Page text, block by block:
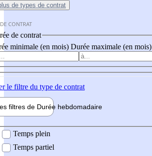
de types de contrat
CONTRAT
de contrat
minimale (en mois) Durée maximale (en mois)
le filtre du type de contrat
filtres de Durée hebdomadaire
Temps plein
Temps partiel